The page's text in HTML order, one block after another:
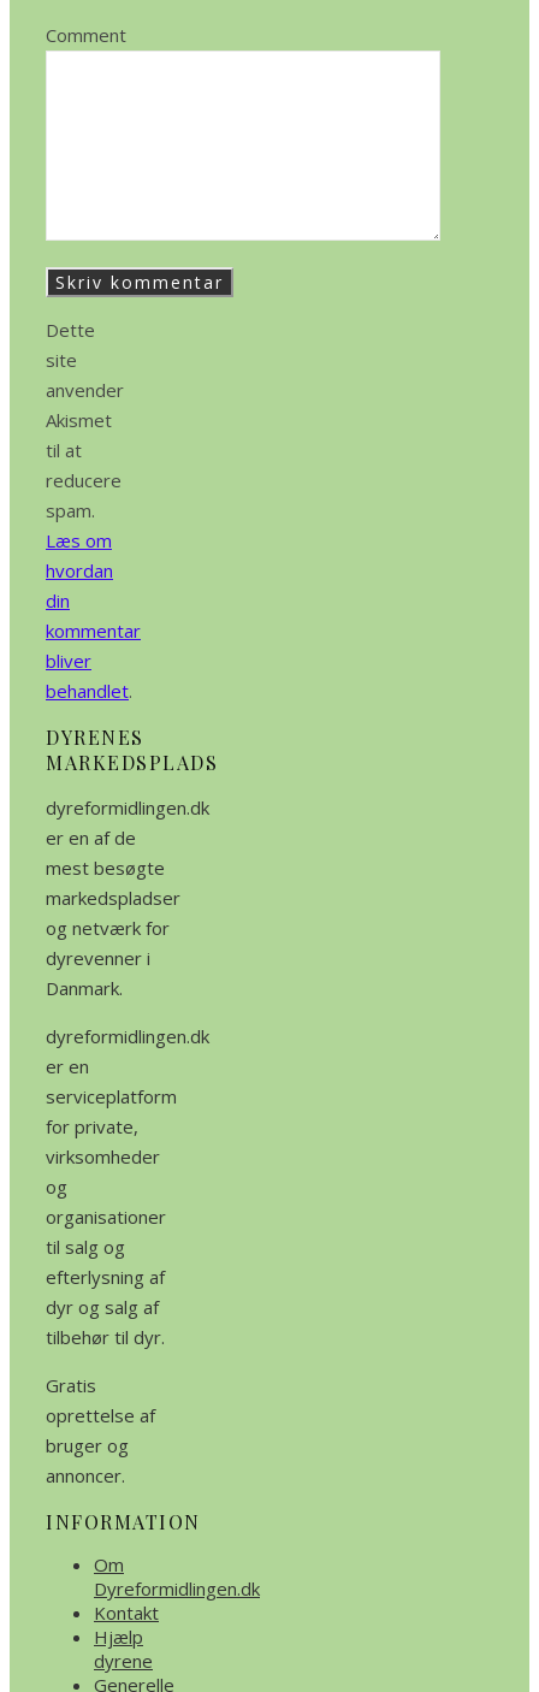
Comment
Dette
site
anvender
Akismet
til at
reducere
spam.
Læs om
hvordan
din
kommentar
bliver
behandlet.
DYRENES
MARKEDSPLADS
dyreformidlingen.dk
er en af de
mest besøgte
markedspladser
og netværk for
dyrevenner i
Danmark.
dyreformidlingen.dk
er en
serviceplatform
for private,
virksomheder
og
organisationer
til salg og
efterlysning af
dyr og salg af
tilbehør til dyr.
Gratis
oprettelse af
bruger og
annoncer.
INFORMATION
Om
Dyreformidlingen.dk
Kontakt
Hjælp
dyrene
Generelle